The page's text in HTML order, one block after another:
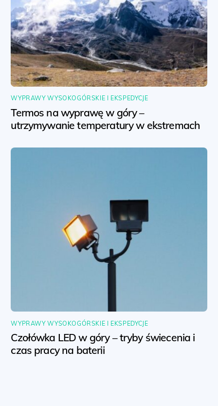
WYPRAWY WYSOKOGÓRSKIE I EKSPEDYCJE
Termos na wyprawę w góry –
utrzymywanie temperatury w ekstremach
WYPRAWY WYSOKOGÓRSKIE I EKSPEDYCJE
Czołówka LED w góry – tryby świecenia i
czas pracy na baterii